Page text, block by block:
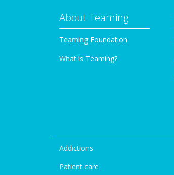
About Teaming
Teaming Foundation
What is Teaming?
Addictions
Patient care